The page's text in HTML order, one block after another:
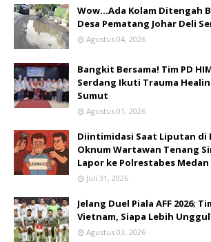
Wow...Ada Kolam Ditengah
Desa Pematang Johar Deli
Agustus 04, 2026
Bangkit Bersama! Tim PD
Serdang Ikuti Trauma
Sumut
Agustus 01, 2026
Diintimidasi Saat Liputan di
Oknum Wartawan Tenang
Lapor ke Polrestabes Medan
Juli 31, 2026
Jelang Duel Piala AFF 2026;
Vietnam, Siapa Lebih
Agustus 03, 2026